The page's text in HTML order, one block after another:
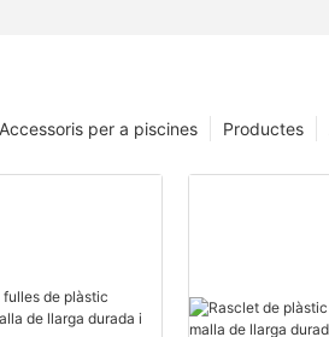
Productes
Accessoris per a piscines